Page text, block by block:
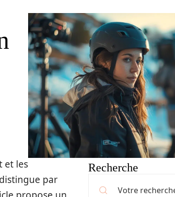
et les
par
Recherche